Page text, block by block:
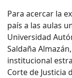
Para acercar la
país a las aulas
Universidad
Saldaña
institucional
Corte de Justicia